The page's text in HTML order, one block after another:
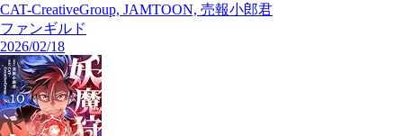
CAT-CreativeGroup, JAMTOON, 売報小郎君
ファンギルド
2026/02/18